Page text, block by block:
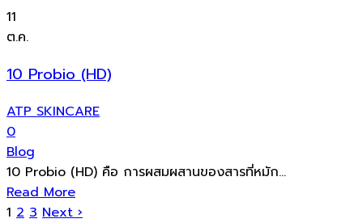
11
ต.ค.
10 Probio (HD)
ATP SKINCARE
0
Blog
10 Probio (HD) คือ การผสมผสานของสารที่หมัก...
Read More
1 2 3 Next ›